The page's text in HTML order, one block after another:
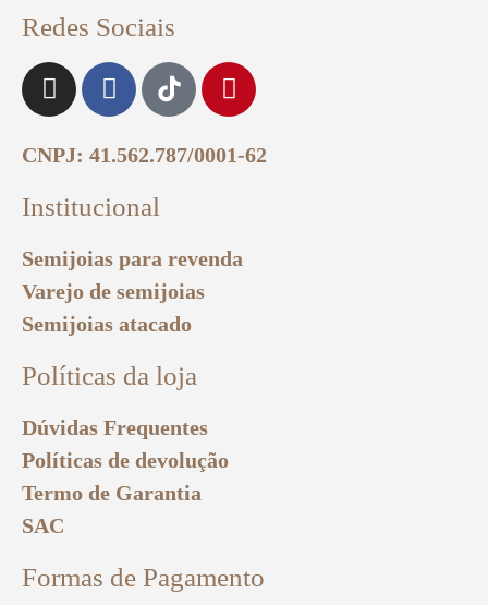
Redes Sociais
CNPJ: 41.562.787/0001-62
Institucional
Semijoias para revenda
Varejo de semijoias
Semijoias atacado
Políticas da loja
Dúvidas Frequentes
Políticas de devolução
Termo de Garantia
SAC
Formas de Pagamento